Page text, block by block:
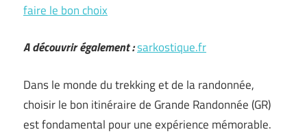
faire le bon choix
A découvrir également :sarkostique.fr
Dans le monde du trekking et de la randonnée,
choisir le bon itinéraire de Grande Randonnée (GR)
est fondamental pour une expérience mémorable.